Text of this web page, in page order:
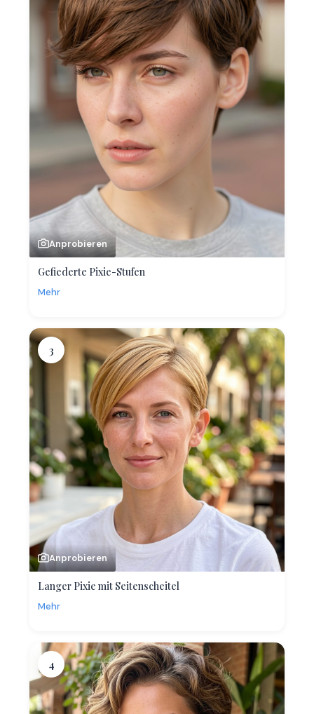
Anprobieren
Gefiederte Pixie-Stufen
Mehr
3
Anprobieren
Langer Pixie mit Seitenscheitel
Mehr
4